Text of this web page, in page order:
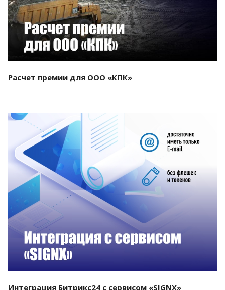
Расчет премии для ООО «КПК»
Смотреть проект
Интеграция Битрикс24 с сервисом «SIGNX»